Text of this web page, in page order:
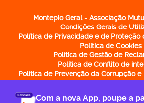
Com a nova App, poupe a
Montepio Geral - Associação
Condições Gerais de
Política de Privacidade e de Proteção
Política de Cookies
Política de Gestão de
Política de Conflito de
Política de Prevenção da Corrupção e
Plano de Prevenção de Riscos de
Relatório de Avaliação do Plano de
Corrupção e Infrações